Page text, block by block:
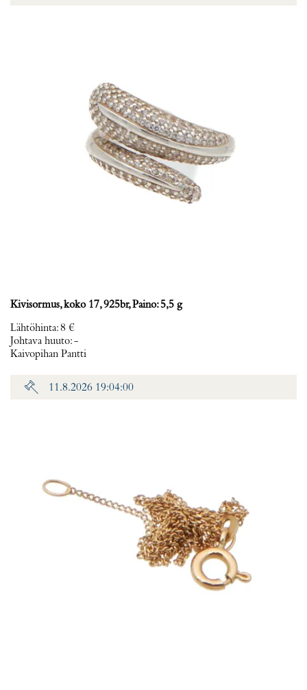
Kivisormus, koko 17, 925br, Paino: 5,5 g
Lähtöhinta:8 €
Johtava huuto:-
Kaivopihan Pantti
11.8.2026 19:04:00